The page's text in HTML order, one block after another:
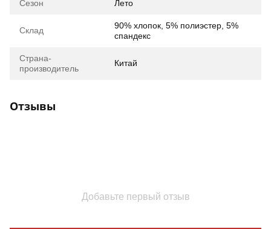
Сезон Лето
Склад
90% хлопок, 5% полиэстер, 5%
спандекс
Страна-
производитель
Китай
Отзывы
Добавьте первый отзыв